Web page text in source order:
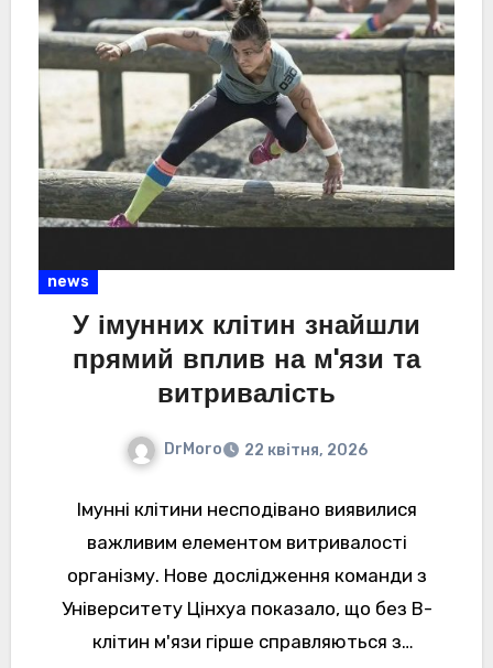
news
У імунних клітин знайшли
прямий вплив на м'язи та
витривалість
DrMoro 22 квітня, 2026
Імунні клітини несподівано виявилися
важливим елементом витривалості
організму. Нове дослідження команди з
Університету Цінхуа показало, що без В-
клітин м'язи гірше справляються з